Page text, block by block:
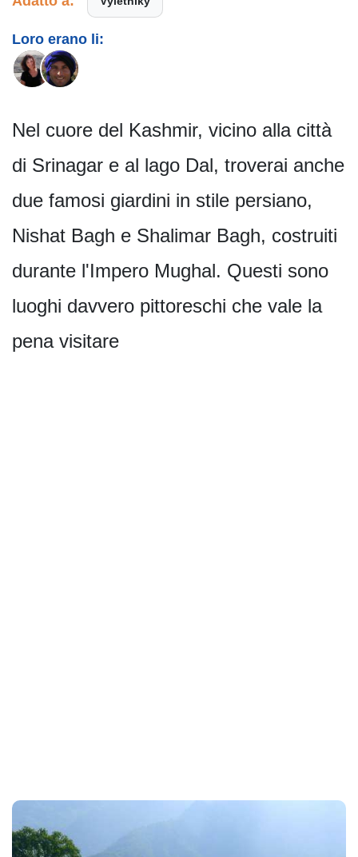
Loro erano li:
Nel cuore del Kashmir, vicino alla città
di Srinagar e al lago Dal, troverai anche
due famosi giardini in stile persiano,
Nishat Bagh e Shalimar Bagh, costruiti
durante l'Impero Mughal. Questi sono
luoghi davvero pittoreschi che vale la
pena visitare